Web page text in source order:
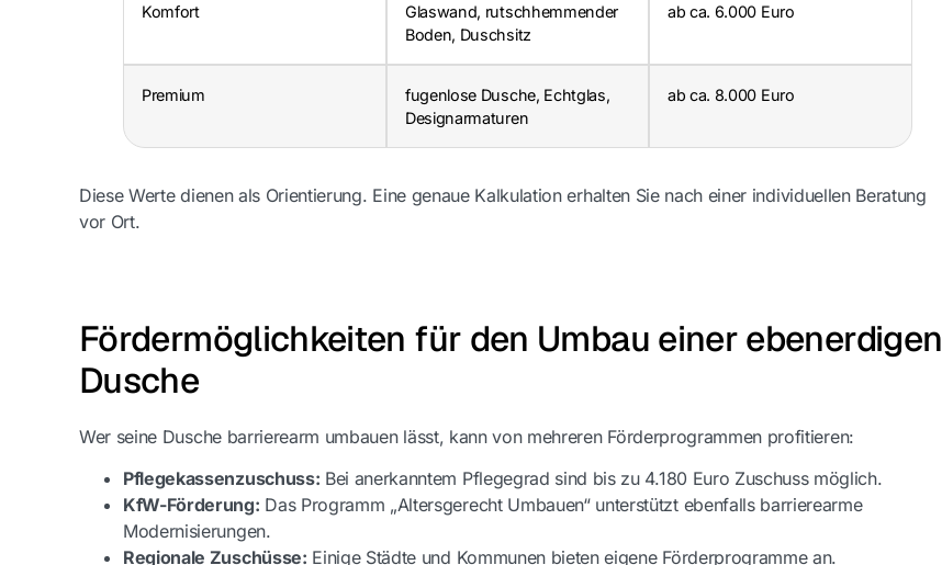
Komfort
Glaswand, rutschhemmender
Boden, Duschsitz
ab ca. 6.000 Euro
Premium
fugenlose Dusche, Echtglas,
Designarmaturen
ab ca. 8.000 Euro
Diese Werte dienen als Orientierung. Eine genaue Kalkulation erhalten Sie nach einer individuellen Beratung
vor Ort.
Fördermöglichkeiten für den Umbau einer ebenerdigen
Dusche
Wer seine Dusche barrierearm umbauen lässt, kann von mehreren Förderprogrammen profitieren:
Pflegekassenzuschuss: Bei anerkanntem Pflegegrad sind bis zu 4.180 Euro Zuschuss möglich.
KfW-Förderung: Das Programm „Altersgerecht Umbauen“ unterstützt ebenfalls barrierearme
Modernisierungen.
Regionale Zuschüsse: Einige Städte und Kommunen bieten eigene Förderprogramme an.